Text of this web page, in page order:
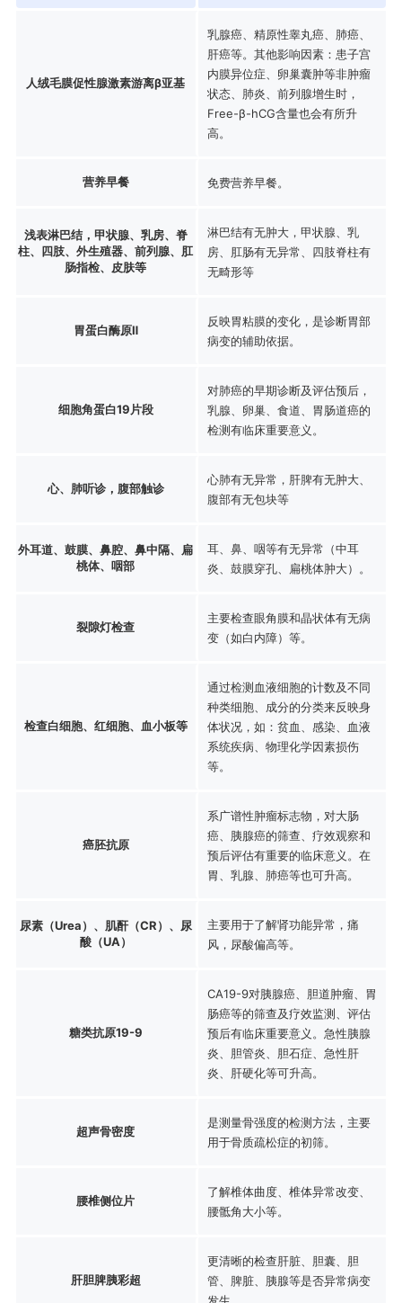
人绒毛膜促性腺激素游离β亚基
乳腺癌、精原性睾丸癌、肺癌、
肝癌等。其他影响因素：患子宫
内膜异位症、卵巢囊肿等非肿瘤
状态、肺炎、前列腺增生时，
Free-β-hCG含量也会有所升
高。
营养早餐 免费营养早餐。
浅表淋巴结，甲状腺、乳房、脊
柱、四肢、外生殖器、前列腺、肛
肠指检、皮肤等
淋巴结有无肿大，甲状腺、乳
房、肛肠有无异常、四肢脊柱有
无畸形等
胃蛋白酶原Ⅱ
反映胃粘膜的变化，是诊断胃部
病变的辅助依据。
细胞角蛋白19片段
对肺癌的早期诊断及评估预后，
乳腺、卵巢、食道、胃肠道癌的
检测有临床重要意义。
心、肺听诊，腹部触诊
心肺有无异常，肝脾有无肿大、
腹部有无包块等
外耳道、鼓膜、鼻腔、鼻中隔、扁
桃体、咽部
耳、鼻、咽等有无异常（中耳
炎、鼓膜穿孔、扁桃体肿大）。
裂隙灯检查
主要检查眼角膜和晶状体有无病
变（如白内障）等。
检查白细胞、红细胞、血小板等
通过检测血液细胞的计数及不同
种类细胞、成分的分类来反映身
体状况，如：贫血、感染、血液
系统疾病、物理化学因素损伤
等。
癌胚抗原
系广谱性肿瘤标志物，对大肠
癌、胰腺癌的筛查、疗效观察和
预后评估有重要的临床意义。在
胃、乳腺、肺癌等也可升高。
尿素（Urea）、肌酐（CR）、尿
酸（UA）
主要用于了解肾功能异常，痛
风，尿酸偏高等。
糖类抗原19-9
CA19-9对胰腺癌、胆道肿瘤、胃
肠癌等的筛查及疗效监测、评估
预后有临床重要意义。急性胰腺
炎、胆管炎、胆石症、急性肝
炎、肝硬化等可升高。
超声骨密度
是测量骨强度的检测方法，主要
用于骨质疏松症的初筛。
腰椎侧位片
了解椎体曲度、椎体异常改变、
腰骶角大小等。
肝胆脾胰彩超
更清晰的检查肝脏、胆囊、胆
管、脾脏、胰腺等是否异常病变
发生。